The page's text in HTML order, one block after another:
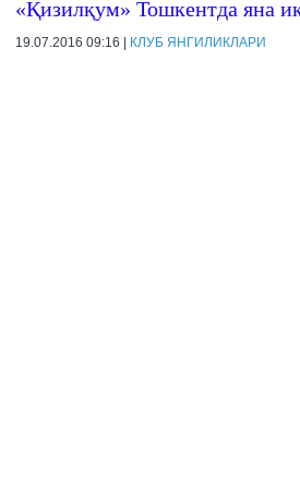
«Қизилқум» Тошкентда яна
19.07.2016 09:16 | КЛУБ ЯНГИЛИКЛАРИ